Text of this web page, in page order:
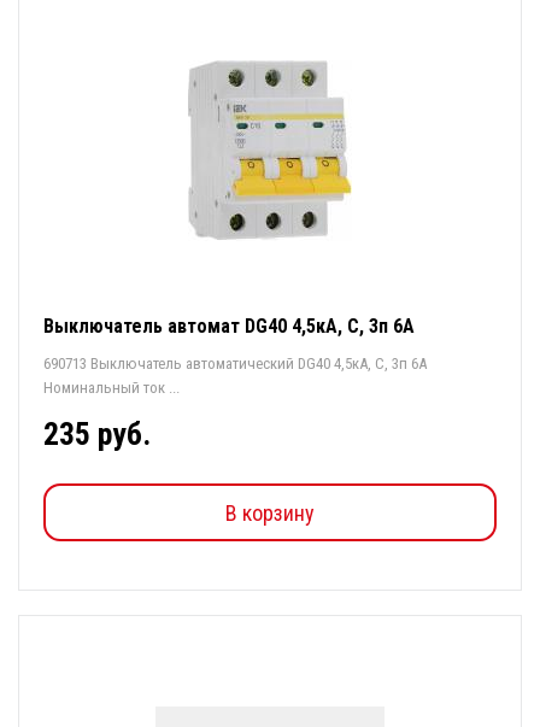
Выключатель автомат DG40 4,5кА, С, 3п 6А
690713 Выключатель автоматический DG40 4,5кА, С, 3п 6А
Номинальный ток ...
235 руб.
В корзину